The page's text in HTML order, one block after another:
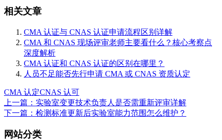
相关文章
CMA 认证与 CNAS 认证申请流程区别详解
CMA 和 CNAS 现场评审老师主要看什么？核心考察点
深度解析
CMA 认证和 CNAS 认证的区别在哪里？
人员不足能否先行申请 CMA 或 CNAS 资质认定
CMA 认定CNAS 认可
上一篇：实验室变更技术负责人是否需重新评审详解
下一篇：检测标准更新后实验室能力范围怎么维护？
网站分类